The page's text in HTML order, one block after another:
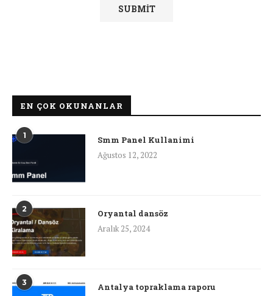
EN ÇOK OKUNANLAR
1
Smm Panel Kullanimi
Ağustos 12, 2022
2
Oryantal dansöz
Aralık 25, 2024
3
Antalya topraklama raporu